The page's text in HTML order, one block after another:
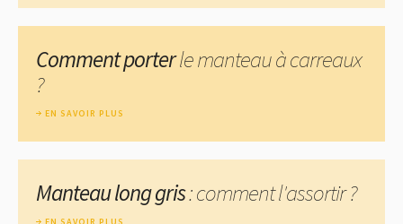
Comment porterle manteau à carreaux
?
EN SAVOIR PLUS
Manteau long gris: comment l'assortir ?
EN SAVOIR PLUS